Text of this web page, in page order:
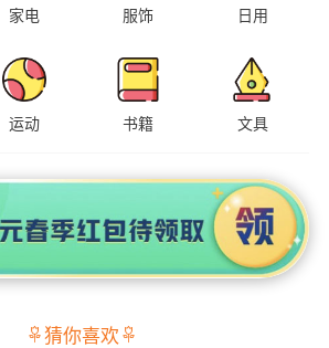
家电 服饰 日用
运动 书籍 文具
猜你喜欢